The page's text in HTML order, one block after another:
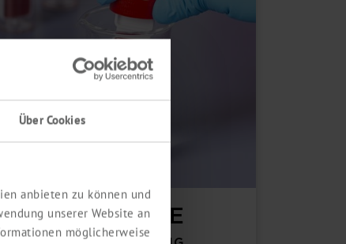
Über Cookies
anbieten zu können und
unserer Website an
möglicherweise